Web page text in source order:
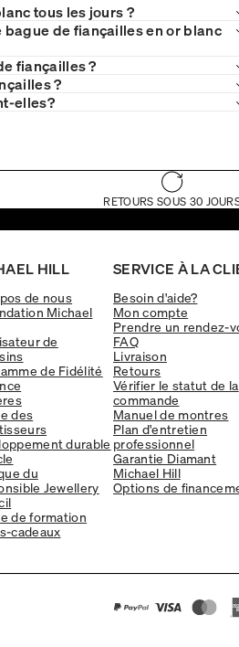
tous les jours ?
bague de fiançailles en or blanc
fiançailles ?
?
elles?
RETOURS SOUS 30
HILL
de nous
Michael
de
de Fidélité
des
durable
du
Jewellery
de formation
cadeaux
SERVICE À LA
Besoin d'aide?
Mon compte
Prendre un rendez-
FAQ
Livraison
Retours
Vérifier le statut de la
commande
Manuel de montres
Plan d'entretien
professionnel
Garantie Diamant
Michael Hill
Options de